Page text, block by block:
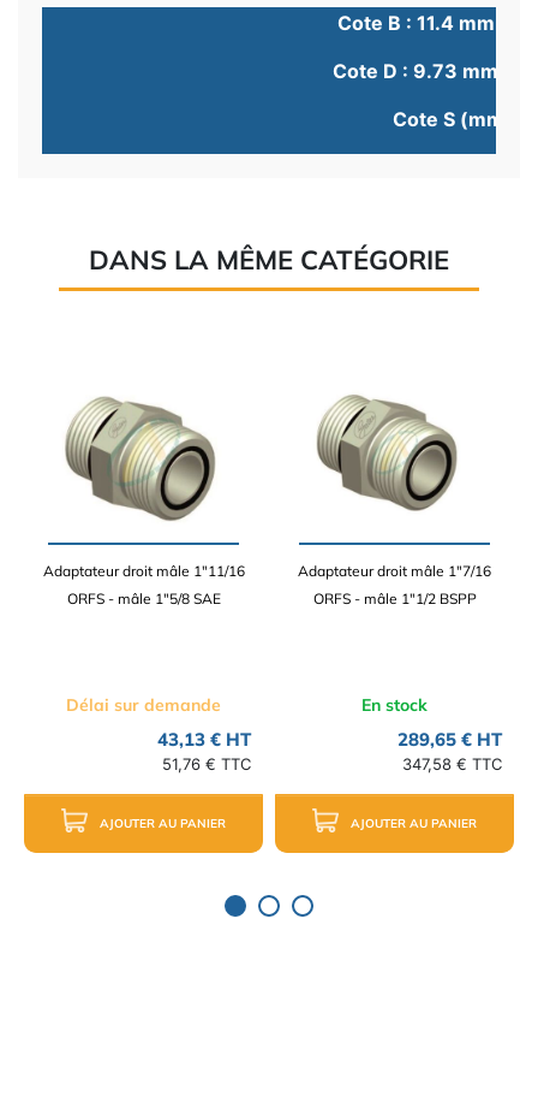
Cote B : 11.4 mm (1/
Cote D : 9.73 mm
Cote S (mm) :
DANS LA MÊME CATÉGORIE
Adaptateur droit mâle 1"11/16
ORFS - mâle 1"5/8 SAE
Délai sur demande
43,13 € HT
51,76 € TTC
AJOUTER AU PANIER
Adaptateur droit mâle 1"7/16
ORFS - mâle 1"1/2 BSPP
En stock
289,65 € HT
347,58 € TTC
AJOUTER AU PANIER